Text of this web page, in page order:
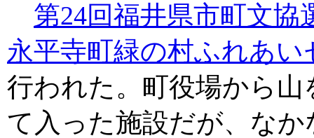
第24回福井県市町文協
永平寺町緑の村ふれあい
行われた。町役場から
て入った施設だが、な